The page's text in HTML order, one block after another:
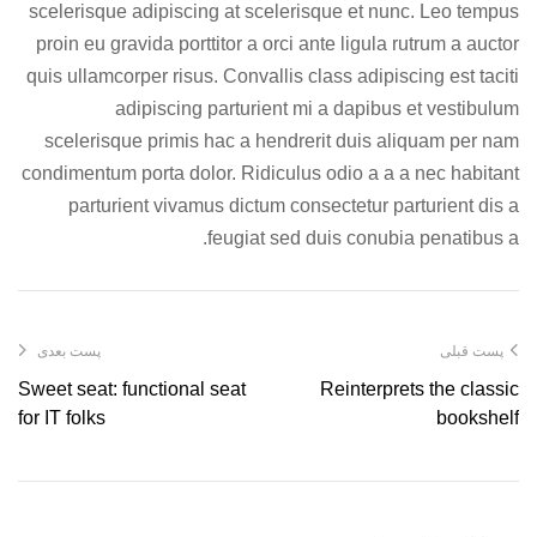
scelerisque adipiscing at scelerisque et nunc. Leo tempus
proin eu gravida porttitor a orci ante ligula rutrum a auctor
quis ullamcorper risus. Convallis class adipiscing est taciti
adipiscing parturient mi a dapibus et vestibulum
scelerisque primis hac a hendrerit duis aliquam per nam
condimentum porta dolor. Ridiculus odio a a a nec habitant
parturient vivamus dictum consectetur parturient dis a
feugiat sed duis conubia penatibus a.
پست قبلی
Reinterprets the classic
bookshelf
پست بعدی
Sweet seat: functional seat
for IT folks